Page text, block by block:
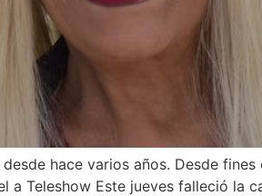
hace varios años. Desde
a Teleshow Este jueves falleció la